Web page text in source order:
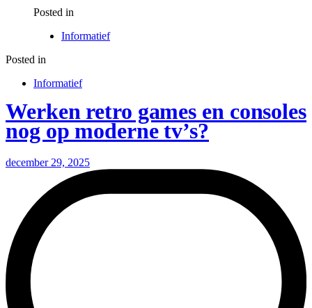
Posted in
Informatief
Posted in
Informatief
Werken retro games en consoles
nog op moderne tv’s?
december 29, 2025